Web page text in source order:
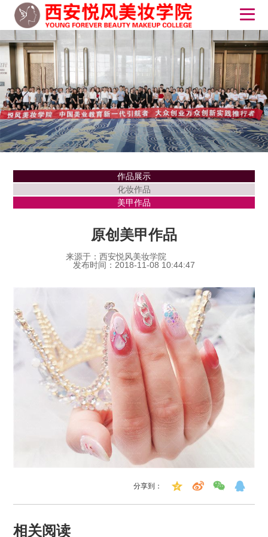
作品展示
化妆作品
美甲作品
原创美甲作品
来源于：西安悦风美妆学院
发布时间：2018-11-08 10:44:47
分享到：
相关阅读